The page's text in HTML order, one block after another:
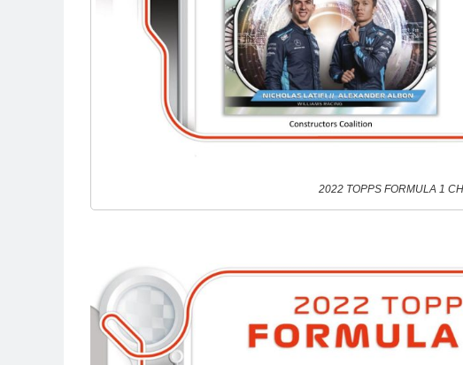
2022 TOPPS FORMULA 1